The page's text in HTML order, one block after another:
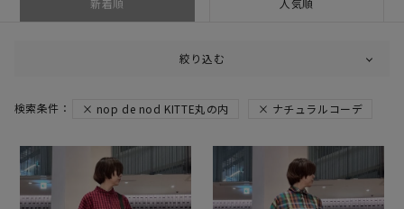
新着順 人気順
絞り込む
nop de nod KITTE丸の内 ナチュラルコーデ